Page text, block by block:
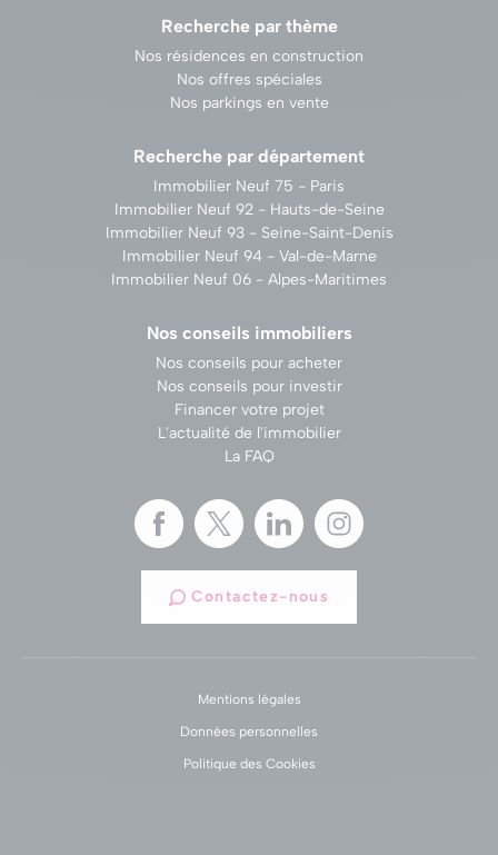
Recherche par thème
Nos résidences en construction
Nos offres spéciales
Nos parkings en vente
Recherche par département
Immobilier Neuf 75 - Paris
Immobilier Neuf 92 - Hauts-de-Seine
Immobilier Neuf 93 - Seine-Saint-Denis
Immobilier Neuf 94 - Val-de-Marne
Immobilier Neuf 06 - Alpes-Maritimes
Nos conseils immobiliers
Nos conseils pour acheter
Nos conseils pour investir
Financer votre projet
L'actualité de l'immobilier
La FAQ
Contactez-nous
Mentions légales
Données personnelles
Politique des Cookies